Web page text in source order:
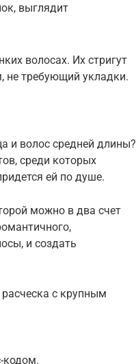
выглядит
волосах. Их стригут
не требующий укладки.
и волос средней длины?
среди которых
ей по душе.
можно в два счет
и создать
с крупным
кодом.